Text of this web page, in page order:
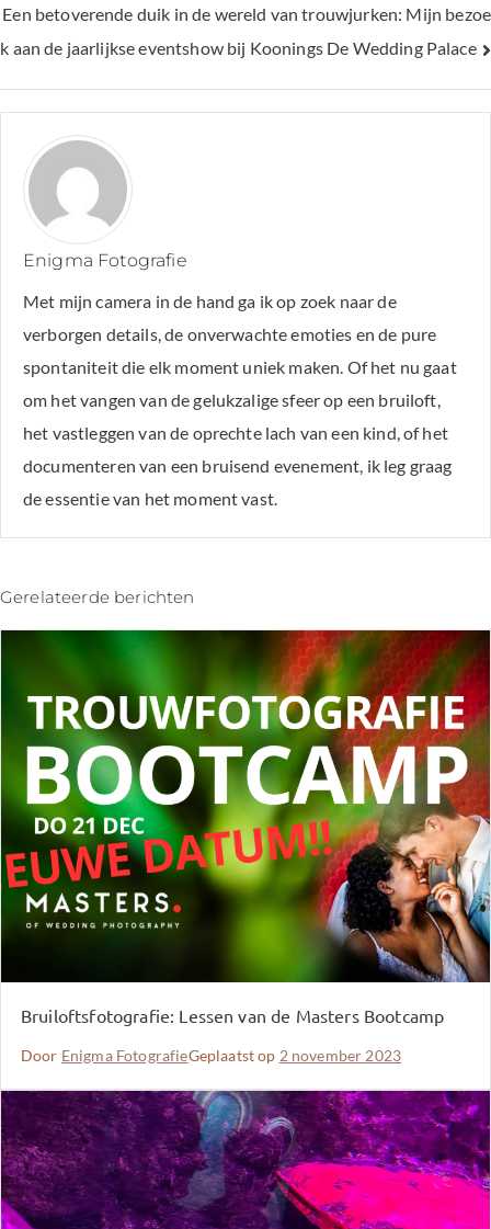
navigatie
Een betoverende duik in de wereld van trouwjurken: Mijn bezoe
k aan de jaarlijkse eventshow bij Koonings De Wedding Palace
Enigma Fotografie
Met mijn camera in de hand ga ik op zoek naar de
verborgen details, de onverwachte emoties en de pure
spontaniteit die elk moment uniek maken. Of het nu gaat
om het vangen van de gelukzalige sfeer op een bruiloft,
het vastleggen van de oprechte lach van een kind, of het
documenteren van een bruisend evenement, ik leg graag
de essentie van het moment vast.
Gerelateerde berichten
Bruiloftsfotografie: Lessen van de Masters Bootcamp
Door Enigma FotografieGeplaatst op 2 november 2023